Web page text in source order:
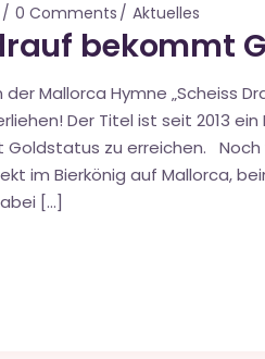
0 Comments Aktuelles
bekommt
der Mallorca Hymne „Scheiss
Der Titel ist seit 2013
zu erreichen. Noch
im Bierkönig auf Mallorca,
[…]